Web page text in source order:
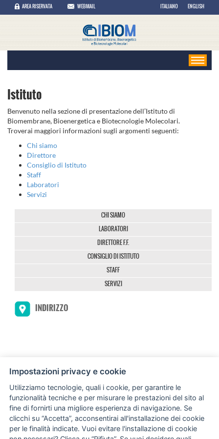
AREA RISERVATA WEBMAIL ITALIANO ENGLISH
Istituto
Benvenuto nella sezione di presentazione dell’Istituto di
Biomembrane, Bioenergetica e Biotecnologie Molecolari.
Troverai maggiori informazioni sugli argomenti seguenti:
Chi siamo
Direttore
Consiglio di Istituto
Staff
Laboratori
Servizi
CHI SIAMO
LABORATORI
DIRETTORE F.F.
CONSIGLIO DI ISTITUTO
STAFF
SERVIZI
INDIRIZZO
Via Giovanni Amendola, 122/O
70126 Bari (BA) Italia
Impostazioni privacy e cookie
Utilizziamo tecnologie, quali i cookie, per garantire le
funzionalità tecniche e per misurare le prestazioni del sito al
fine di fornirti una migliore esperienza di navigazione. Se
clicchi su “Accetta”, acconsentirai all'installazione dei cookie
per le finalità indicate. Vuoi evitare l'installazione di cookie